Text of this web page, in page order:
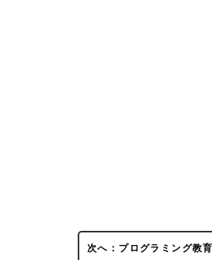
次へ：プログラミング教